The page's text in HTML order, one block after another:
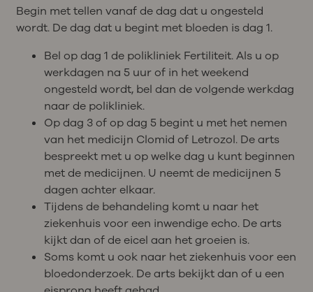
Begin met tellen vanaf de dag dat u ongesteld
wordt. De dag dat u begint met bloeden is dag 1.
Bel op dag 1 de polikliniek Fertiliteit. Als u op
werkdagen na 5 uur of in het weekend
ongesteld wordt, bel dan de volgende werkdag
naar de polikliniek.
Op dag 3 of op dag 5 begint u met het nemen
van het medicijn Clomid of Letrozol. De arts
bespreekt met u op welke dag u kunt beginnen
met de medicijnen. U neemt de medicijnen 5
dagen achter elkaar.
Tijdens de behandeling komt u naar het
ziekenhuis voor een inwendige echo. De arts
kijkt dan of de eicel aan het groeien is.
Soms komt u ook naar het ziekenhuis voor een
bloedonderzoek. De arts bekijkt dan of u een